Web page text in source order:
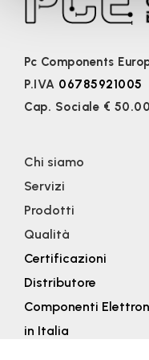
Pc Components
P.IVA 06785921005
Cap. Sociale €
Chi siamo
Servizi
Prodotti
Qualità
Certificazioni
Distributore
Componenti
in Italia